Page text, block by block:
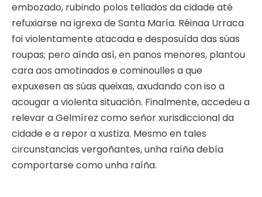
embozado, rubindo polos tellados da cidade até
refuxiarse na igrexa de Santa María. Réinaa Urraca
foi violentamente atacada e desposuída das súas
roupas; pero aínda así, en panos menores, plantou
cara aos amotinados e cominoulles a que
expuxesen as súas queixas, axudando con iso a
acougar a violenta situación. Finalmente, accedeu a
relevar a Gelmírez como señor xurisdiccional da
cidade e a repor a xustiza. Mesmo en tales
circunstancias vergoñantes, unha raíña debía
comportarse como unha raíña.